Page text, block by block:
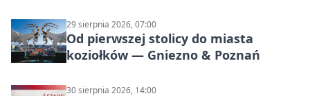
29 sierpnia 2026, 07:00
Od pierwszej stolicy do miasta
koziołków — Gniezno & Poznań
30 sierpnia 2026, 14:00